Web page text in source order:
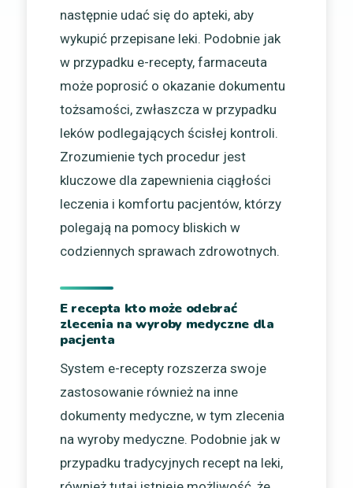
następnie udać się do apteki, aby
wykupić przepisane leki. Podobnie jak
w przypadku e-recepty, farmaceuta
może poprosić o okazanie dokumentu
tożsamości, zwłaszcza w przypadku
leków podlegających ścisłej kontroli.
Zrozumienie tych procedur jest
kluczowe dla zapewnienia ciągłości
leczenia i komfortu pacjentów, którzy
polegają na pomocy bliskich w
codziennych sprawach zdrowotnych.
E recepta kto może odebrać
zlecenia na wyroby medyczne dla
pacjenta
System e-recepty rozszerza swoje
zastosowanie również na inne
dokumenty medyczne, w tym zlecenia
na wyroby medyczne. Podobnie jak w
przypadku tradycyjnych recept na leki,